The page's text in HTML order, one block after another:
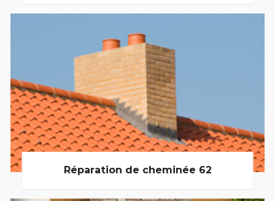
Réparation de cheminée 62